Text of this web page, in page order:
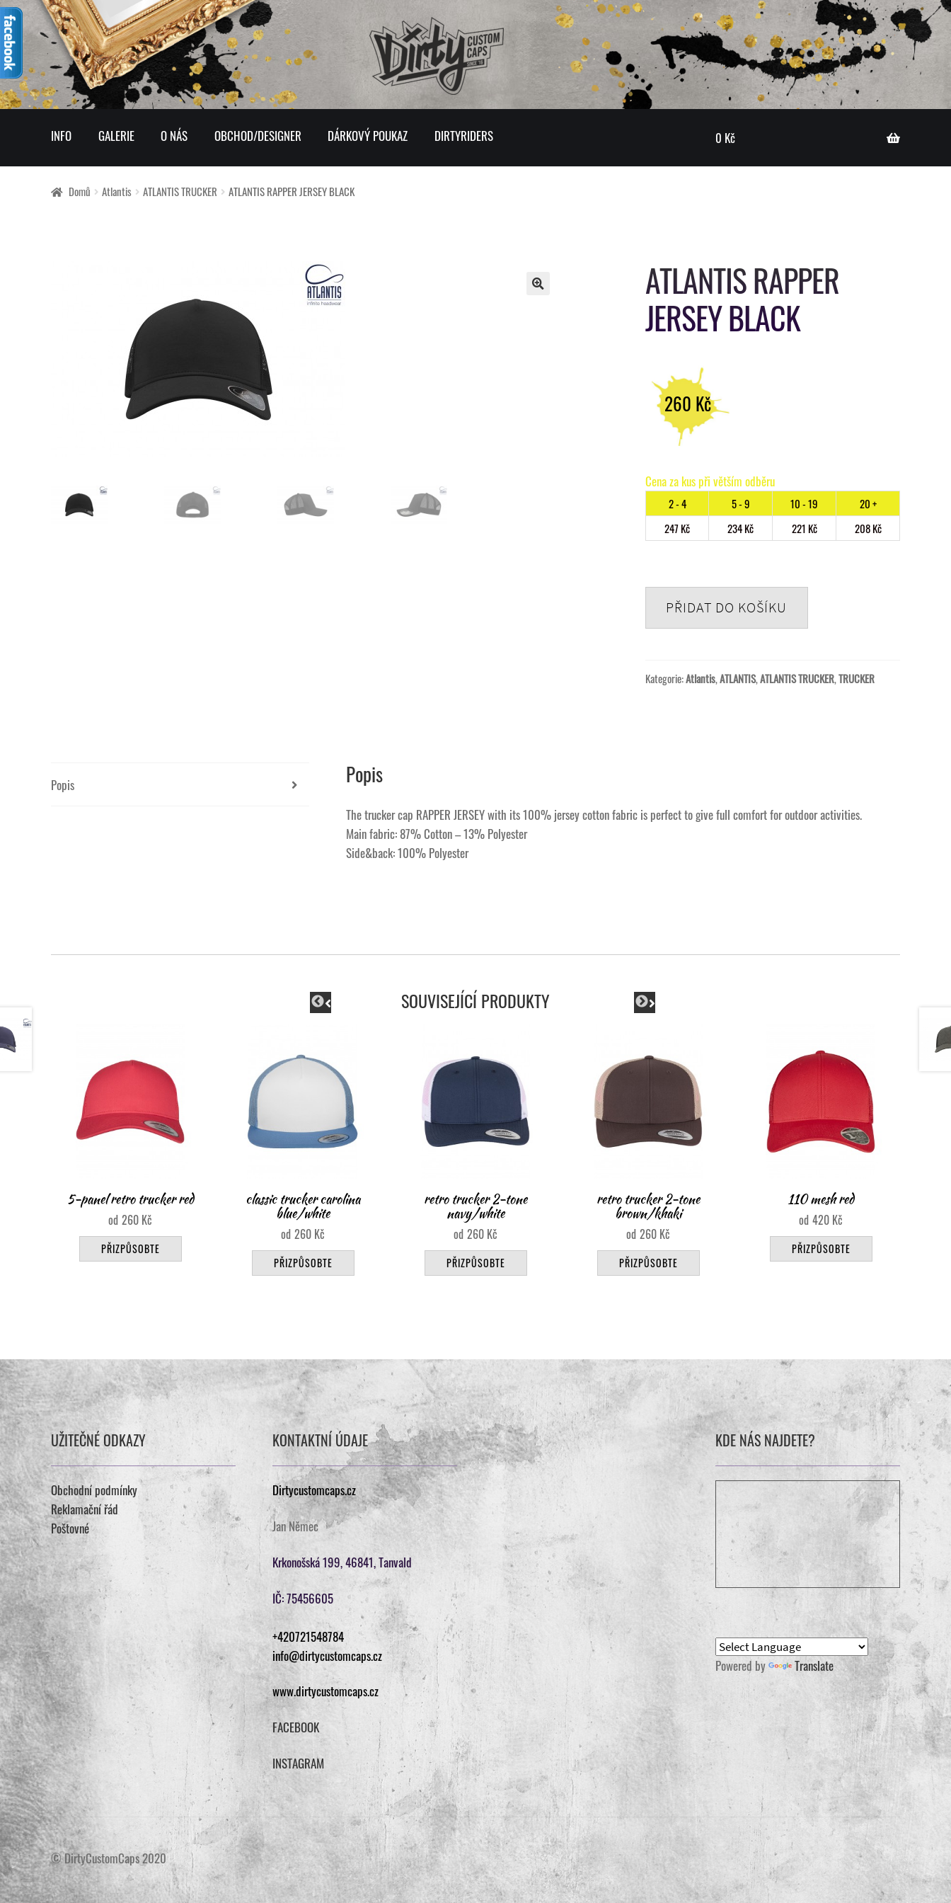
Přeskočit
navigaci
Přejít
obsahu
webu
INFO GALERIE O NÁS OBCHOD/DESIGNER DÁRKOVÝ POUKAZ DIRTYRIDERS 0 Kč
Domů Atlantis ATLANTIS TRUCKER ATLANTIS RAPPER JERSEY BLACK
ATLANTIS RAPPER
JERSEY BLACK
260 Kč
Cena za kus při větším odběru
2 - 4 5 - 9 10 - 19
20 +
247Kč 234Kč 221 Kč 208Kč
PŘIDAT DO KOŠÍKU
Kategorie:Atlantis,ATLANTIS,ATLANTIS TRUCKER,TRUCKER
Popis Popis
The trucker cap RAPPER JERSEY with its 100% jersey cotton fabric is perfect to give full comfort for outdoor activities.
Main fabric: 87% Cotton – 13% Polyester
Side&back: 100% Polyester
SOUVISEJÍCÍ PRODUKTY
classic trucker carolina
blue/white
260Kč
PŘIZPŮSOBTE
retro trucker 2-tone
navy/white
260 Kč
PŘIZPŮSOBTE
retro trucker 2-tone
brown/khaki
260 Kč
PŘIZPŮSOBTE
110 mesh red
420Kč
PŘIZPŮSOBTE
5-panel retro trucker khaki
260 Kč
PŘIZPŮSOBTE
UŽITEČNÉ ODKAZY
Obchodní podmínky
Reklamační řád
Poštovné
KONTAKTNÍ ÚDAJE
Dirtycustomcaps.cz
Jan Němec
Krkonošská 199, 46841, Tanvald
IČ: 75456605
+420721548784
info@dirtycustomcaps.cz
www.dirtycustomcaps.cz
FACEBOOK
INSTAGRAM
KDE NÁS NAJDETE?
Powered by Translate
© DirtyCustomCaps 2020